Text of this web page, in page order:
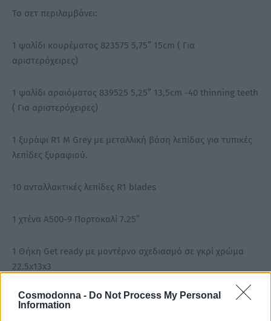
Cosmodonna - Do Not Process My Personal
Information
Το σετ περιλαμβάνει:
1 ψαλίδι κουρέματος 823575 5,75” 15cm ( Για
αριστερόχειρες)
1 ψαλίδι αραιόματος 839525 5,25” 13,5cm -40 thinning teeth
( Για αριστερόχειρες)
1 ξυράφι R1 M Grey με μεταλλική βάση λεπίδας για τυπικές
λεπίδες ξυραφιού.
10 ανταλλακτικές λεπίδες R1 blades
1 χτένα Α500-9 Πορτοκαλί 7.25”
1 Θήκη Get ready με μοντέρνο σχεδιασμό σε γκρί χρώμα
22.5x13x3
Ποσότητα